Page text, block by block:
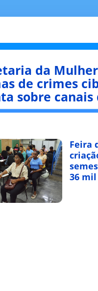
da
de crimes
sobre canais
Feira
36